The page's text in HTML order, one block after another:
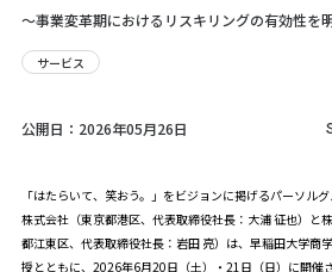
～事業変革期におけるリスキリングの有効性を
サービス
公開日： 2026年05月26日
「はたらいて、笑おう。」をビジョンに掲げるパーソル
株式会社（東京都港区、代表取締役社長：大浦 征也）と
都江東区、代表取締役社長：岩田 亮）は、早稲田大学商
授とともに、2026年6月20日（土）・21日（日）に開催